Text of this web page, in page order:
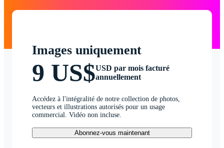
Images uniquement
9 US$USD par mois facturé
annuellement
Accédez à l'intégralité de notre collection de photos,
vecteurs et illustrations autorisés pour un usage
commercial. Vidéo non incluse.
Abonnez-vous maintenant